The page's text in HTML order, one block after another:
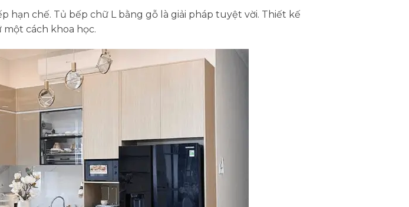
chế. Tủ bếp chữ L bằng gỗ là giải pháp tuyệt vời. Thiết kế
cách khoa học.